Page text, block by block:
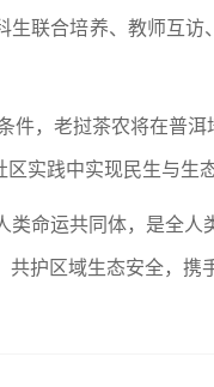
生联合培养、教师互
件，老挝茶农将在普
实践中实现民生与生
类命运共同体，是全
护区域生态安全，携